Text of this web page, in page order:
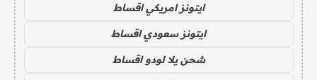
ايتونز امريكي اقساط
ايتونز سعودي اقساط
شحن يلا لودو اقساط